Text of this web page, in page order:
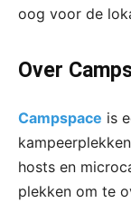
oog voor de
Over
Campspace is
hosts en
plekken om te